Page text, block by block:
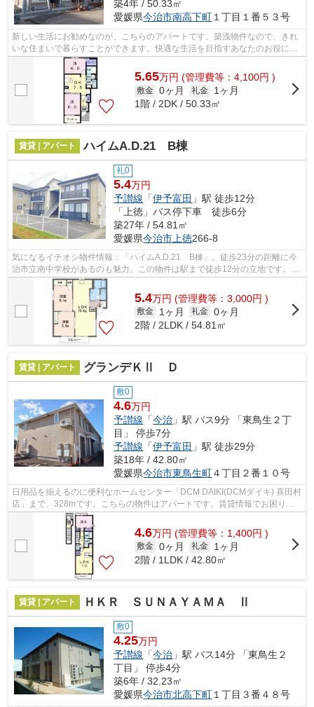
築4年 / 50.33㎡
愛媛県今治市南高下町１丁目１番５３号
新しい生活にお勧めなのが、こちらのアパートです。築浅物件なので、きれ
いな住まいで暮らすことができます。快適な生活を目指すあなたのお役に立
てるように。種類をたくさんご用意し...
5.65万円 (管理費等：4,100円 )
敷金 0ヶ月 礼金
1ヶ月
1階 / 2DK / 50.33㎡
賃貸 | アパート ハイムA.D.21 B棟
礼0
5.4万円
予讃線 「伊予富田 」駅 徒歩12分
「上徳」バス停下車 徒歩6分
築27年 / 54.81㎡
愛媛県今治市上徳266-8
気になるイチオシ物件情報：「ハイムA.D.21 B棟」。徒歩23分の距離に今
治市立南中学校があるのも魅力。この物件は駅まで徒歩12分の立地です。最
上階の物件です。ニーズの高い今治市内...
5.4万円 (管理費等：3,000円 )
敷金 1ヶ月 礼金 0ヶ月
2階 / 2LDK / 54.81㎡
賃貸 | アパート グランデＫⅡ Ｄ
敷0
4.6万円
予讃線 「今治 」駅 バス9分 「東鳥生２丁
目」 停歩7分
予讃線 「伊予富田 」駅 徒歩29分
築18年 / 42.80㎡
愛媛県今治市東鳥生町４丁目２番１０号
日用品を揃えるのに便利なホームセンター「DCM DAIKI(DCMダイキ) 喜田村
店」まで、328mです。こちらの物件はアパートです。賃貸情報でお困りの
方は、当社にご連絡下さい。お客様のご希...
4.6万円 (管理費等：1,400円 )
敷金 0ヶ月 礼金
1ヶ月
2階 / 1LDK / 42.80㎡
賃貸 | アパート ＨＫＲ ＳＵＮＡＹＡＭＡ Ⅱ
敷0
4.25万円
予讃線 「今治 」駅 バス14分 「東鳥生２
丁目」 停歩4分
築6年 / 32.23㎡
愛媛県今治市北高下町 １丁目３番４８号